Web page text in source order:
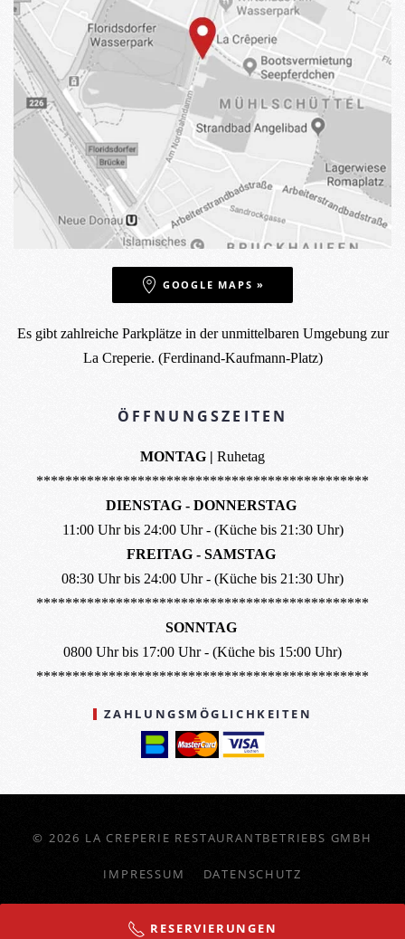
GOOGLE MAPS »
Es gibt zahlreiche Parkplätze in der unmittelbaren Umgebung zur
La Creperie. (Ferdinand-Kaufmann-Platz)
ÖFFNUNGSZEITEN
MONTAG | Ruhetag
**********************************************
DIENSTAG - DONNERSTAG
11:00 Uhr bis 24:00 Uhr - (Küche bis 21:30 Uhr)
FREITAG - SAMSTAG
08:30 Uhr bis 24:00 Uhr - (Küche bis 21:30 Uhr)
**********************************************
SONNTAG
0800 Uhr bis 17:00 Uhr - (Küche bis 15:00 Uhr)
**********************************************
ZAHLUNGSMÖGLICHKEITEN
© 2026 LA CREPERIE RESTAURANTBETRIEBS GMBH
IMPRESSUM DATENSCHUTZ
POWERED BY S-CONSULTING.AT
RESERVIERUNGEN